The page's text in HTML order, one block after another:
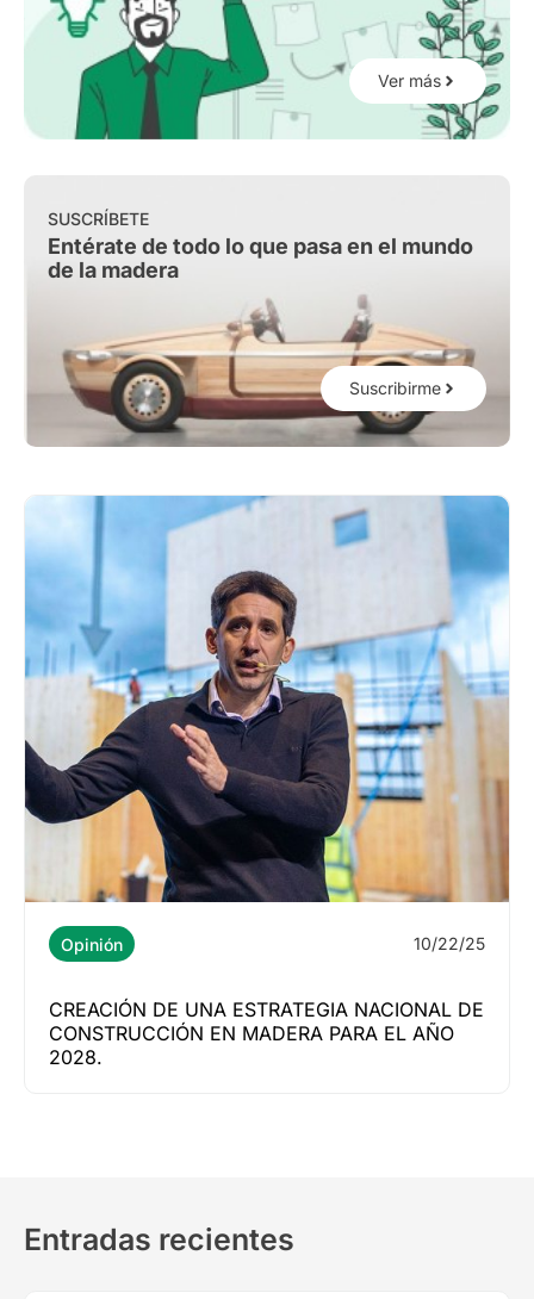
Ver más
SUSCRÍBETE
Entérate de todo lo que pasa en el mundo
de la madera
Suscribirme
Opinión 10/22/25
CREACIÓN DE UNA ESTRATEGIA NACIONAL DE
CONSTRUCCIÓN EN MADERA PARA EL AÑO
2028.
Entradas recientes